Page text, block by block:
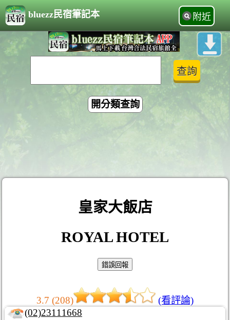
bluezz民宿筆記本 附近
開分類查詢
皇家大飯店
ROYAL HOTEL
3.7 (208)
(看評論)
(02)23111668